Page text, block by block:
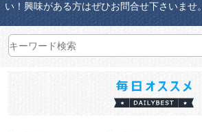
い！興味がある方はぜひお問合せ下さいませ。